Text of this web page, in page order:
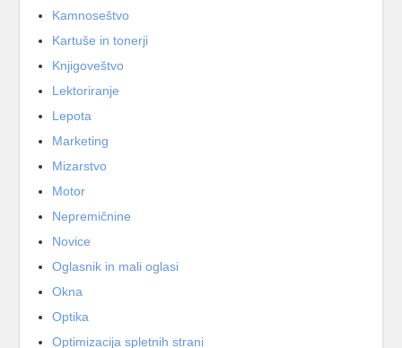
Kamnoseštvo
Kartuše in tonerji
Knjigoveštvo
Lektoriranje
Lepota
Marketing
Mizarstvo
Motor
Nepremičnine
Novice
Oglasnik in mali oglasi
Okna
Optika
Optimizacija spletnih strani